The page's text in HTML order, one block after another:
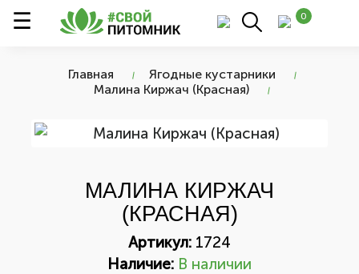
0
Главная
Ягодные кустарники
Малина Киржач (Красная)
МАЛИНА КИРЖАЧ
(КРАСНАЯ)
Артикул: 1724
Наличие: В наличии